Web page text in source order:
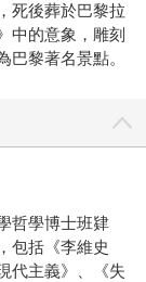
死後葬於巴黎拉
中的意象，雕刻
巴黎著名景點。
哲學博士班肄
包括《李維史
代主義》、《失